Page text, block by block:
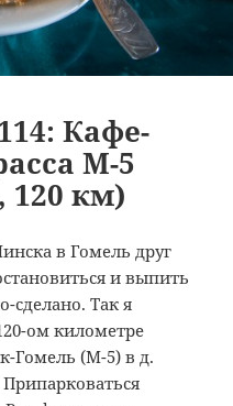
Кафе-
M-5
120 км)
в Гомель друг
и выпить
сделано. Так я
ом километре
Гомель (М-5) в д.